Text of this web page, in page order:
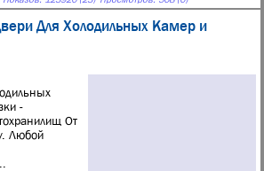
Для Холодильных Камер и
-
От
Любой